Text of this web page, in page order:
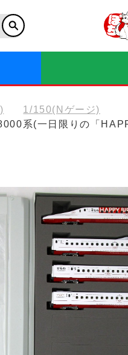
1/150(Nゲージ)
系(一日限りの「